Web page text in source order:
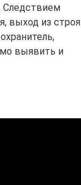
Следствием
выход из строя
выявить и